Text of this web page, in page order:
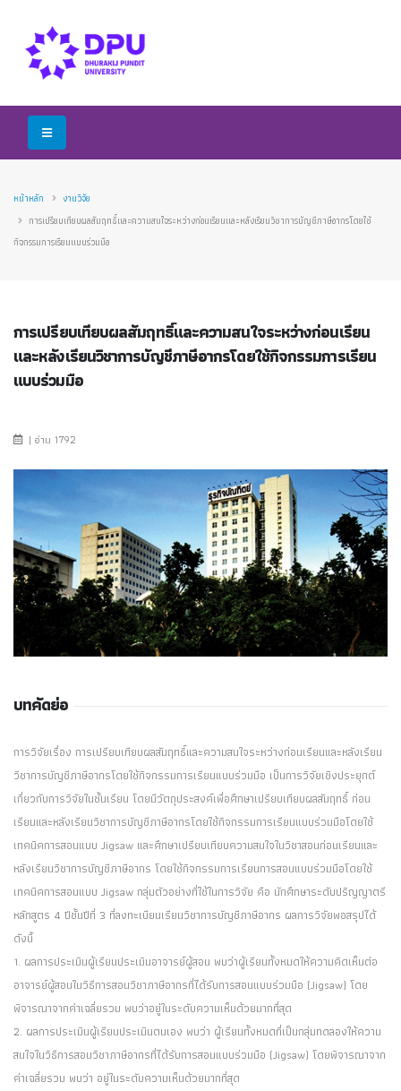
หน้าหลัก
งานวิจัย
การเปรียบเทียบผลสัมฤทธิ์และความสนใจระหว่างก่อนเรียนและหลังเรียนวิชาการบัญชีภาษีอากรโดยใช้
กิจกรรมการเรียนแบบร่วมมือ
การเปรียบเทียบผลสัมฤทธิ์และความสนใจระหว่างก่อนเรียน
และหลังเรียนวิชาการบัญชีภาษีอากรโดยใช้กิจกรรมการเรียน
แบบร่วมมือ
| อ่าน 1792
บทคัดย่อ
การวิจัยเรื่อง การเปรียบเทียบผลสัมฤทธิ์และความสนใจระหว่างก่อนเรียนและหลังเรียน
วิชาการบัญชีภาษีอากรโดยใช้กิจกรรมการเรียนแบบร่วมมือ เป็นการวิจัยเชิงประยุกต์
เกี่ยวกับการวิจัยในชั้นเรียน โดยมีวัตถุประสงค์เพื่อศึกษาเปรียบเทียบผลสัมฤทธิ์ ก่อน
เรียนและหลังเรียนวิชาการบัญชีภาษีอากรโดยใช้กิจกรรมการเรียนแบบร่วมมือโดยใช้
เทคนิคการสอนแบบ Jigsaw และศึกษาเปรียบเทียบความสนใจในวิชาสอนก่อนเรียนและ
หลังเรียนวิชาการบัญชีภาษีอากร โดยใช้กิจกรรมการเรียนการสอนแบบร่วมมือโดยใช้
เทคนิคการสอนแบบ Jigsaw กลุ่มตัวอย่างที่ใช้ในการวิจัย คือ นักศึกษาระดับปริญญาตรี
หลักสูตร 4 ปีชั้นปีที่ 3 ที่ลงทะเบียนเรียนวิชาการบัญชีภาษีอากร ผลการวิจัยพอสรุปได้
ดังนี้
1. ผลการประเมินผู้เรียนประเมินอาจารย์ผู้สอน พบว่าผู้เรียนทั้งหมดให้ความคิดเห็นต่อ
อาจารย์ผู้สอนในวิธีการสอนวิชาภาษีอากรที่ได้รับการสอนแบบร่วมมือ (Jigsaw) โดย
พิจารณาจากค่าเฉลี่ยรวม พบว่าอยู่ในระดับความเห็นด้วยมากที่สุด
2. ผลการประเมินผู้เรียนประเมินตนเอง พบว่า ผู้เรียนทั้งหมดที่เป็นกลุ่มทดลองให้ความ
สนใจในวิธีการสอนวิชาภาษีอากรที่ได้รับการสอนแบบร่วมมือ (Jigsaw) โดยพิจารณาจาก
ค่าเฉลี่ยรวม พบว่า อยู่ในระดับความเห็นด้วยมากที่สุด